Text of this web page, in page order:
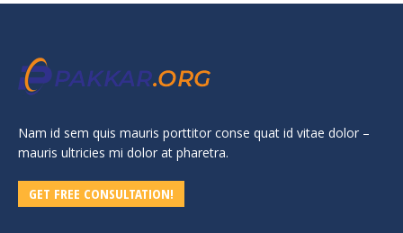
Nam id sem quis mauris porttitor conse quat id vitae dolor –
mauris ultricies mi dolor at pharetra.
GET FREE CONSULTATION!